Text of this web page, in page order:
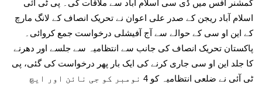
کمشنر آفس میں ڈی سی اسلام آباد سے ملاقات کی۔ پی ٹی آئی
اسلام آباد ریجن کے صدر علی اعوان نے تحریک انصاف کے لانگ مارچ
کے این او سی کے حوالے سے آج آفیشلی درخواست جمع کروائی۔
پاکستان تحریک انصاف کی جانب سے انتظامیہ سے جلسے اور دھرنے
کا جلد این او سی جاری کرنے کی ایک بار پھر درخواست کی گئی، پی
ٹی آئی نے ضلعی انتظامیہ کو 4 نومبر کو جی نائن اور ایچ